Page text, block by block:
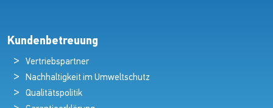
Kundenbetreuung
Vertriebspartner
Nachhaltigkeit im Umweltschutz
Qualitätspolitik